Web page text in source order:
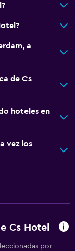
a
de Cs
hoteles en
vez los
Cs Hotel
por